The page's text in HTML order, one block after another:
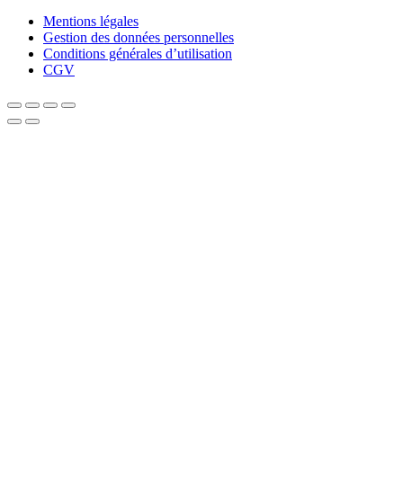
Mentions légales
Gestion des données personnelles
Conditions générales d’utilisation
CGV